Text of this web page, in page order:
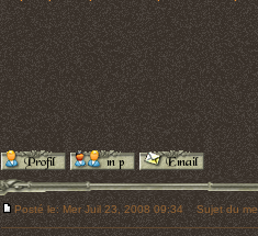
Posté le: Mer Juil 23, 2008 09:34 Sujet du